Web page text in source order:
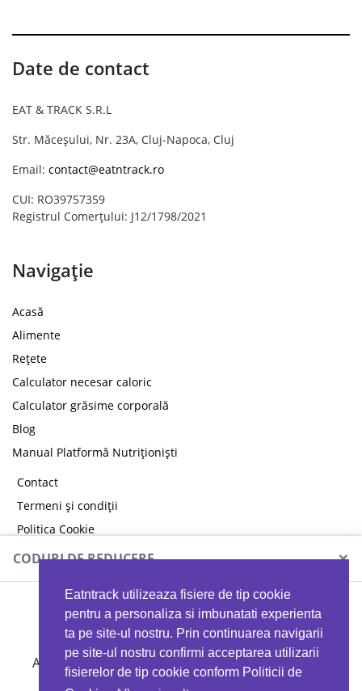
Eatntrack utilizeaza fisiere de tip cookie
pentru a personaliza si imbunatati experienta
ta pe site-ul nostru. Prin continuarea navigarii
pe site-ul nostru confirmi acceptarea utilizarii
fisierelor de tip cookie conform Politicii de
Date de contact
EAT & TRACK S.R.L
Str. Măceșului, Nr. 23A, Cluj-Napoca, Cluj
Email: contact@eatntrack.ro
CUI: RO39757359
Registrul Comerțului: J12/1798/2021
Navigație
Acasă
Alimente
Rețete
Calculator necesar caloric
Calculator grăsime corporală
Blog
Manual Platformă Nutriționiști
Contact
Termeni și condiții
Politica Cookie
Politica de confidențialitate
CODURI DE REDUCERE ×
MYPROTEIN
Ai 40%reducere la orice comandă folosind codul
EATTRACK